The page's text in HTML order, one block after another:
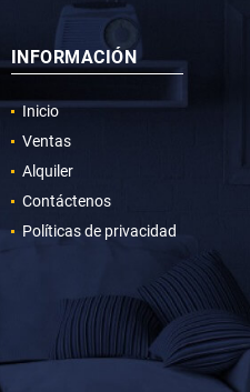
INFORMACIÓN
Inicio
Ventas
Alquiler
Contáctenos
Políticas de privacidad